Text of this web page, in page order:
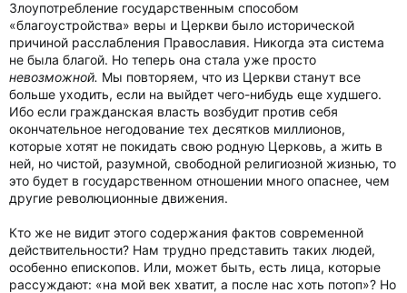
Злоупотребление государственным способом
«благоустройства» веры и Церкви было исторической
причиной расслабления Православия. Никогда эта система
не была благой. Но теперь она стала уже просто
невозможной. Мы повторяем, что из Церкви станут все
больше уходить, если на выйдет чего-нибудь еще худшего.
Ибо если гражданская власть возбудит против себя
окончательное негодование тех десятков миллионов,
которые хотят не покидать свою родную Церковь, а жить в
ней, но чистой, разумной, свободной религиозной жизнью, то
это будет в государственном отношении много опаснее, чем
другие революционные движения.
Кто же не видит этого содержания фактов современной
действительности? Нам трудно представить таких людей,
особенно епископов. Или, может быть, есть лица, которые
рассуждают: «на мой век хватит, а после нас хоть потоп»? Но